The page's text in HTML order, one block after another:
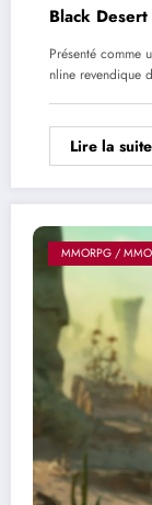
Black
Présenté comme
nline revendique
Lire la suite
MMORPG / MMO